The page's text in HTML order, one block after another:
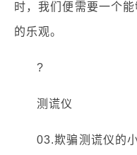
时，我们便需要一个
的乐观。
?
测谎仪
03.欺骗测谎仪的